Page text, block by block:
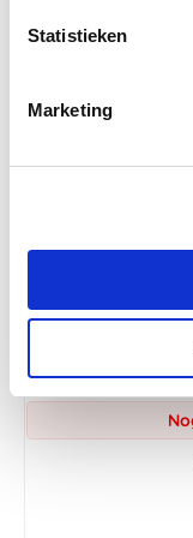
Statistieken
Marketing